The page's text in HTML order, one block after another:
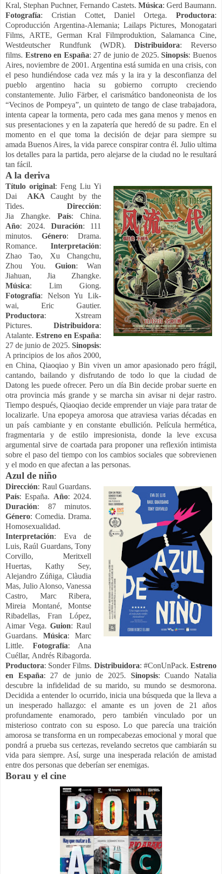
Kral, Stephan Puchner, Fernando Castets. Música: Gerd Baumann.
Fotografía: Cristian Cottet, Daniel Ortega. Productora:
Coproducción Argentina-Alemania; Lailaps Pictures, Monogatari
Films, ARTE, German Kral Filmproduktion, Salamanca Cine,
Westdeutscher Rundfunk (WDR).Distribuidora: Reverso
films. Estreno en España: 27 de junio de 2025.Sinopsis: Buenos
Aires, noviembre de 2001. Argentina está sumida en una crisis, con
el peso hundiéndose cada vez más y la ira y la desconfianza del
pueblo argentino hacia su gobierno corrupto creciendo
constantemente. Julio Färber, el carismático bandoneonista de los
“Vecinos de Pompeya”, un quinteto de tango de clase trabajadora,
intenta capear la tormenta, pero cada mes gana menos y menos en
sus presentaciones y en la zapatería que heredó de su padre. En el
momento en el que toma la decisión de dejar para siempre su
amada Buenos Aires, la vida parece conspirar contra él. Julio ultima
los detalles para la partida, pero alejarse de la ciudad no le resultará
tan fácil.
A la deriva
Título original: Feng Liu Yi
Dai AKA Caught by the
Tides.Dirección:
Jia Zhangke.País: China.
Año: 2024. Duración: 111
minutos.Género: Drama.
Romance.Interpretación:
Zhao Tao, Xu Changchu,
Zhou You. Guion: Wan
Jiahuan, Jia Zhangke.
Música: Lim Giong.
Fotografía: Nelson Yu Lik-
wai, Eric Gautier.
Productora: Xstream
Pictures.Distribuidora:
Atalante.Estreno en España:
27 de junio de 2025.Sinopsis:
A principios de los años 2000,
en China, Qiaoqiao y Bin viven un amor apasionado pero frágil,
cantando, bailando y disfrutando de todo lo que la ciudad de
Datong les puede ofrecer. Pero un día Bin decide probar suerte en
otra provincia más grande y se marcha sin avisar ni dejar rastro.
Tiempo después, Qiaoqiao decide emprender un viaje para tratar de
localizarle. Una epopeya amorosa que atraviesa varias décadas en
un país cambiante y en constante ebullición. Película hermética,
fragmentaria y de estilo impresionista, donde la leve excusa
argumental sirve de coartada para proponer una reflexión intimista
sobre el paso del tiempo con los cambios sociales que sobrevienen
y el modo en que afectan a las personas.
Azul de niño
Dirección: Raul Guardans.
País: España. Año: 2024.
Duración: 87 minutos.
Género: Comedia. Drama.
Homosexualidad.
Interpretación: Eva de
Luis, Raúl Guardans, Tony
Corvillo, Meritxell
Huertas, Kathy Sey,
Alejandro Zúñiga, Clàudia
Mas, Julio Alonso, Vanessa
Castro, Marc Ribera,
Mireia Montané, Montse
Ribadellas, Fran López,
Aimar Vega.Guion: Raul
Guardans.Música: Marc
Little. Fotografía: Ana
Cuéllar, Andrés Ribagorda.
Productora: Sonder Films. Distribuidora: #ConUnPack.Estreno
en España: 27 de junio de 2025. Sinopsis: Cuando Natalia
descubre la infidelidad de su marido, su mundo se desmorona.
Decidida a entender lo ocurrido, inicia una búsqueda que la lleva a
un inesperado hallazgo: el amante es un joven de 21 años
profundamente enamorado, pero también vinculado por un
misterioso contrato con su esposo.Lo que parecía una traición
amorosa se transforma en un rompecabezas emocional y moral que
pondrá a prueba sus certezas, revelando secretos que cambiarán su
vida para siempre. Así, surge una inesperada relación de amistad
entre dos personas que deberían ser enemigas.
Borau y el cine